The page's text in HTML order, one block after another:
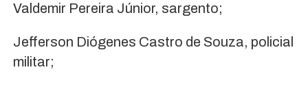
Valdemir Pereira Júnior, sargento;
Jefferson Diógenes Castro de Souza, policial
militar;